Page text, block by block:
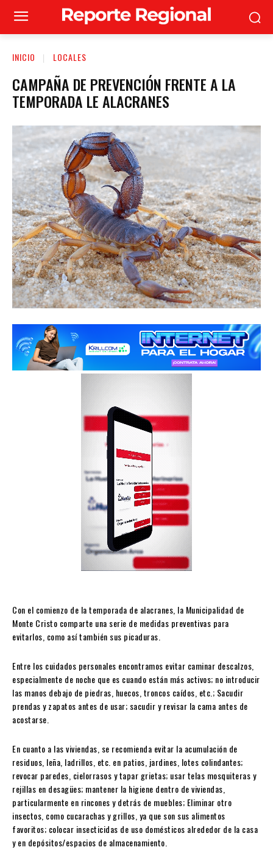
INICIO LOCALES
CAMPAÑA DE PREVENCIÓN FRENTE A LA
TEMPORADA LE ALACRANES
Con el comienzo de la temporada de alacranes, la Municipalidad de
Monte Cristo comparte una serie de medidas preventivas para
evitarlos, como así también sus picaduras.
Entre los cuidados personales encontramos evitar caminar descalzos,
especialmente de noche que es cuando están más activos; no introducir
las manos debajo de piedras, huecos, troncos caídos, etc.; Sacudir
prendas y zapatos antes de usar; sacudir y revisar la cama antes de
acostarse.
En cuanto a las viviendas, se recomienda evitar la acumulación de
residuos, leña, ladrillos, etc. en patios, jardines, lotes colindantes;
revocar paredes, cielorrasos y tapar grietas; usar telas mosquiteras y
rejillas en desagües; mantener la higiene dentro de viviendas,
particularmente en rincones y detrás de muebles; Eliminar otro
insectos, como cucarachas y grillos, ya que son sus alimentos
favoritos; colocar insecticidas de uso domésticos alrededor de la casa
y en depósitos/espacios de almacenamiento.